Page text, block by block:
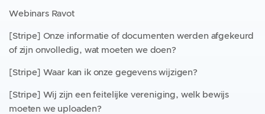
Webinars Ravot
[Stripe] Onze informatie of documenten werden afgekeurd
of zijn onvolledig, wat moeten we doen?
[Stripe] Waar kan ik onze gegevens wijzigen?
[Stripe] Wij zijn een feitelijke vereniging, welk bewijs
moeten we uploaden?